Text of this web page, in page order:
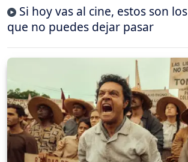
Si hoy vas al cine, estos son
que no puedes dejar pasar